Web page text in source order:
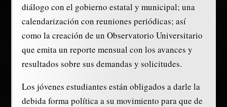
diálogo con el gobierno estatal y municipal; una
calendarización con reuniones periódicas; así
como la creación de un Observatorio Universitario
que emita un reporte mensual con los avances y
resultados sobre sus demandas y solicitudes.
Los jóvenes estudiantes están obligados a darle la
debida forma política a su movimiento para que de